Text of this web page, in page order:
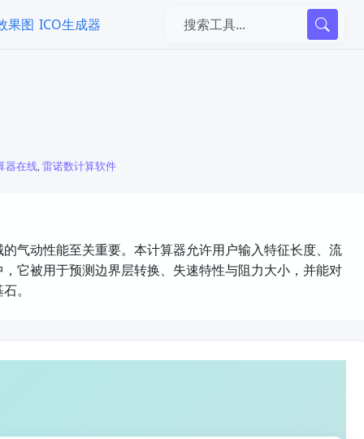
果图 ICO生成器
器在线,雷诺数计算软件
气动性能至关重要。本计算器允许用户输入特征长度、流
它被用于预测边界层转换、失速特性与阻力大小，并能对
。